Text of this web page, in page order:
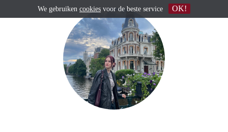
We gebruiken cookies voor de beste service OK!